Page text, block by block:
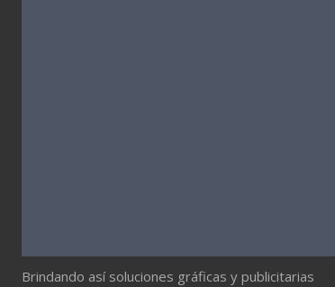
Brindando así soluciones gráficas y publicitarias